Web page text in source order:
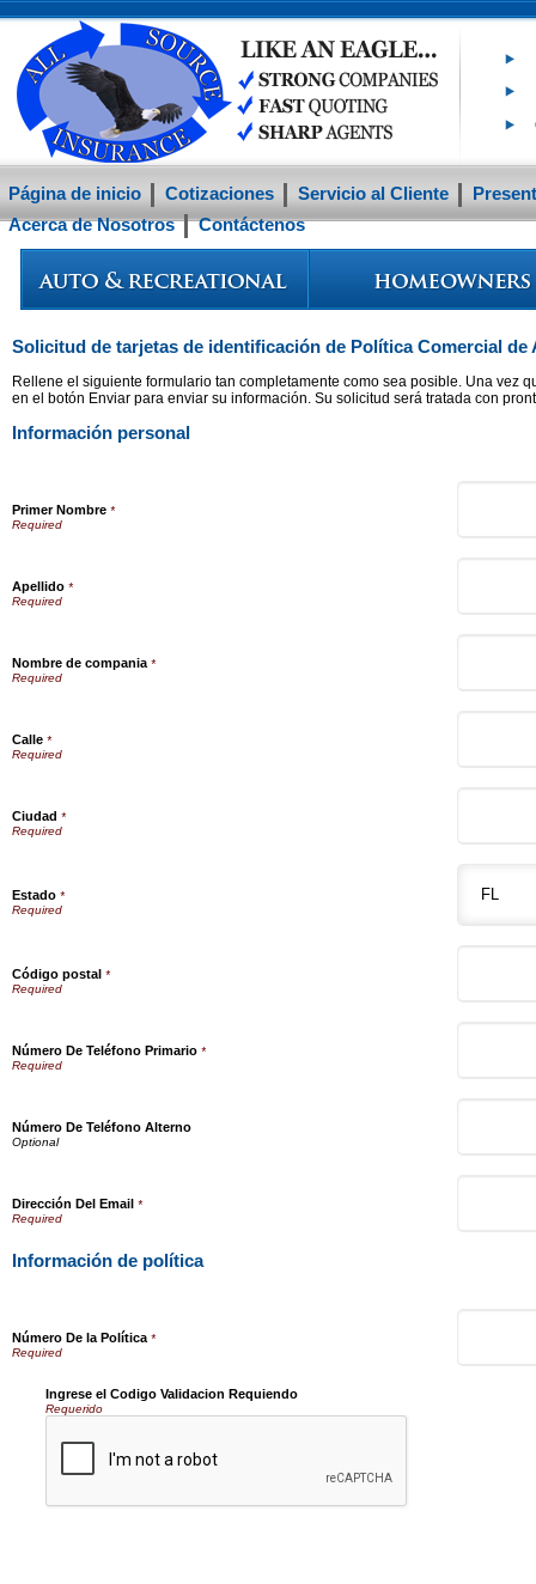
Página de inicio Cotizaciones Servicio al Cliente
Acerca de Nosotros
Contáctenos
Solicitud de tarjetas de identificación de Política Comercial de
Rellene el siguiente formulario tan completamente como sea posible. Una vez
en el botón Enviar para enviar su información. Su solicitud será tratada con
Información personal
Primer Nombre *
Apellido *
Nombre de compania *
Calle *
Ciudad *
Estado *
Código postal *
Número De Teléfono Primario *
Número De Teléfono Alterno
Dirección Del Email *
Información de política
Número De la Política *
Ingrese el Codigo Validacion Requiendo
Requerido